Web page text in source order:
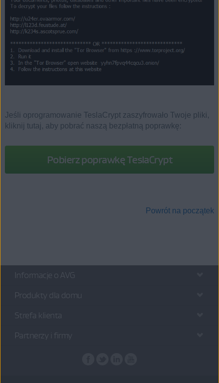
Jeśli oprogramowanie TeslaCrypt zaszyfrowało Twoje pliki,
kliknij tutaj, aby pobrać naszą bezpłatną poprawkę:
Pobierz poprawkę TeslaCrypt
Powrót na początek
Informacje o AVG
Produkty dla domu
Strefa klienta
Partnerzy i firmy